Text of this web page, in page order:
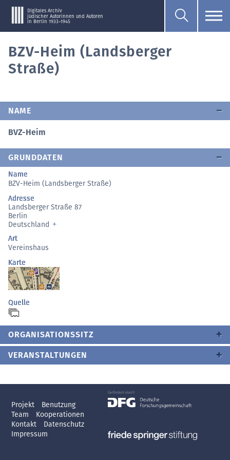
Digitales Archiv
jüdischer Autorinnen und Autoren
in Berlin 1933–1945
BZV-Heim (Landsberger
Straße)
NAME
BVZ-Heim
GRUNDDATEN
Name
BZV-Heim (Landsberger Straße)
Adresse
Landsberger Straße 87
Berlin
Deutschland
Art
Vereinshaus
Karte
Quelle
ORGANISATIONSSITZ
VERANSTALTUNGEN
Projekt
Benutzung
Team
Kooperationen
Kontakt
Datenschutz
Impressum